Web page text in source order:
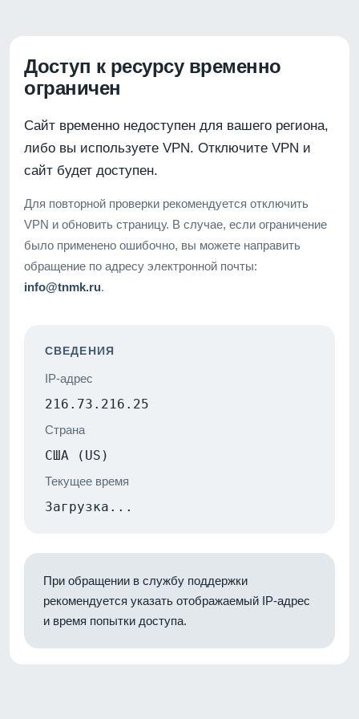
Доступ к ресурсу временно
ограничен
Сайт временно недоступен для вашего региона,
либо вы используете VPN. Отключите VPN и
сайт будет доступен.
Для повторной проверки рекомендуется отключить
VPN и обновить страницу. В случае, если ограничение
было применено ошибочно, вы можете направить
обращение по адресу электронной почты:
info@tnmk.ru.
СВЕДЕНИЯ
IP-адрес
216.73.216.25
Страна
США (US)
Текущее время
Загрузка...
При обращении в службу поддержки
рекомендуется указать отображаемый IP-адрес
и время попытки доступа.